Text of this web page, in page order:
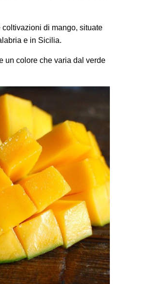
coltivazioni di mango, situate
e in Sicilia.
un colore che varia dal verde